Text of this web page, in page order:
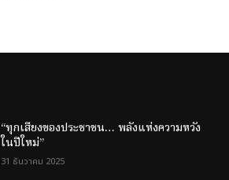
“ทุกเสียงของประชาชน… พลังแห่งความหวัง
ในปีใหม่”
31 ธันวาคม 2025